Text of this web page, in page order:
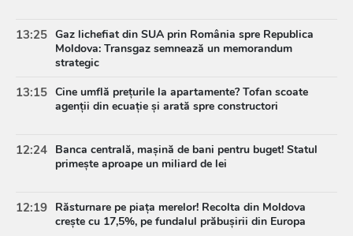
13:25 Gaz lichefiat din SUA prin România spre Republica
Moldova: Transgaz semnează un memorandum
strategic
13:15 Cine umflă prețurile la apartamente? Tofan scoate
agenții din ecuație și arată spre constructori
12:24 Banca centrală, mașină de bani pentru buget! Statul
primește aproape un miliard de lei
12:19 Răsturnare pe piața merelor! Recolta din Moldova
crește cu 17,5%, pe fundalul prăbușirii din Europa